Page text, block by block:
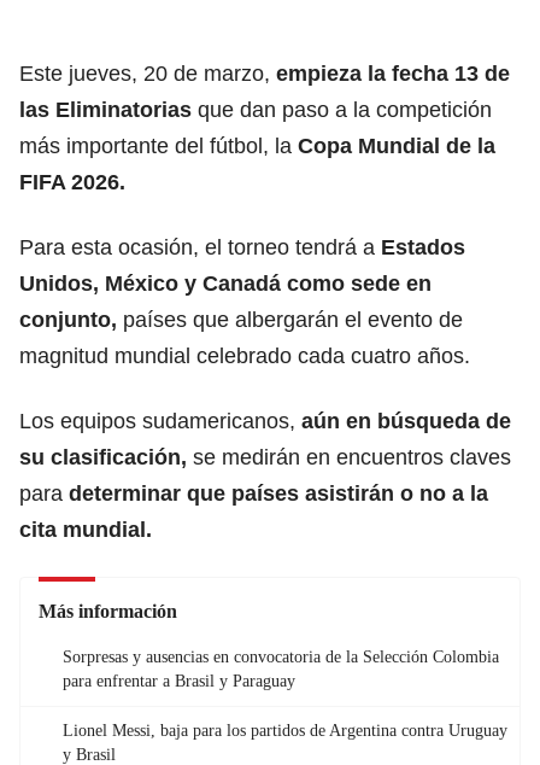
Este jueves, 20 de marzo, empieza la fecha 13 de
las Eliminatorias que dan paso a la competición
más importante del fútbol, la Copa Mundial de la
FIFA 2026.
Para esta ocasión, el torneo tendrá a Estados
Unidos, México y Canadá como sede en
conjunto, países que albergarán el evento de
magnitud mundial celebrado cada cuatro años.
Los equipos sudamericanos, aún en búsqueda de
su clasificación, se medirán en encuentros claves
para determinar que países asistirán o no a la
cita mundial.
Más información
Sorpresas y ausencias en convocatoria de la Selección Colombia
para enfrentar a Brasil y Paraguay
Lionel Messi, baja para los partidos de Argentina contra Uruguay
y Brasil